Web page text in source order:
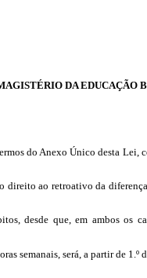
DA EDUCAÇÃO
do Anexo Único desta Lei,
direito ao retroativo da
desde que, em ambos os
semanais, será, a partir de